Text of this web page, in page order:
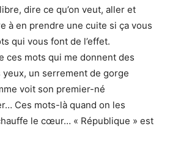
dire ce qu’on veut, aller et
à en prendre une cuite si ça vous
qui vous font de l’effet.
ces mots qui me donnent des
un serrement de gorge
voit son premier-né
Ces mots-là quand on les
le cœur… « République » est